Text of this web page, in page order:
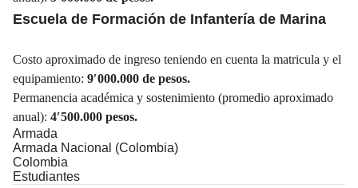
Escuela de Formación de Infantería de Marina
Costo aproximado de ingreso teniendo en cuenta la matricula y el
equipamiento: 9′000.000 de pesos.
Permanencia académica y sostenimiento (promedio aproximado
anual): 4′500.000 pesos.
Armada
Armada Nacional (Colombia)
Colombia
Estudiantes